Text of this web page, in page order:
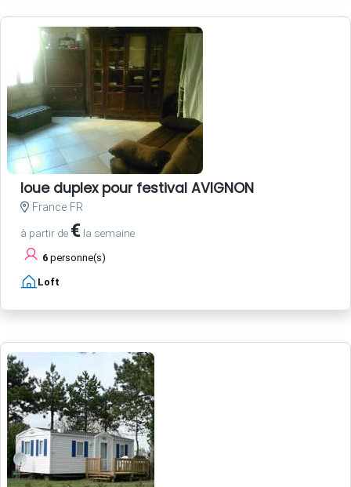
loue duplex pour festival AVIGNON
France FR
à partir de € la semaine
6 personne(s)
Loft